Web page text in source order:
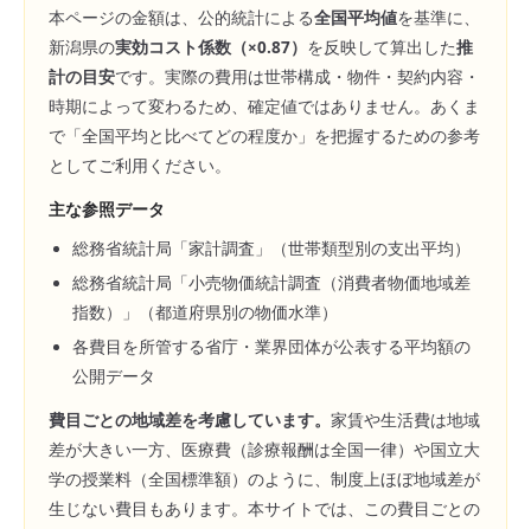
本ページの金額は、公的統計による全国平均値を基準に、
新潟県の実効コスト係数（×0.87） を反映して算出した推
計の目安です。実際の費用は世帯構成・物件・契約内容・
時期によって変わるため、確定値ではありません。あくま
で「全国平均と比べてどの程度か」を把握するための参考
としてご利用ください。
主な参照データ
総務省統計局「家計調査」（世帯類型別の支出平均）
総務省統計局「小売物価統計調査（消費者物価地域差
指数）」（都道府県別の物価水準）
各費目を所管する省庁・業界団体が公表する平均額の
公開データ
費目ごとの地域差を考慮しています。 家賃や生活費は地域
差が大きい一方、医療費（診療報酬は全国一律）や国立大
学の授業料（全国標準額）のように、制度上ほぼ地域差が
生じない費目もあります。本サイトでは、この費目ごとの